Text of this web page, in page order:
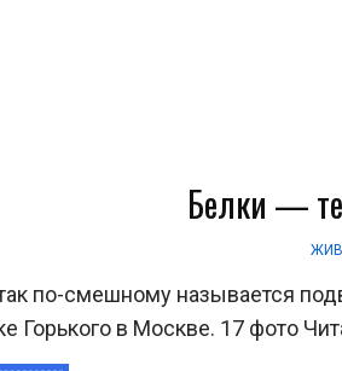
Белки —
по-смешному называется
Горького в Москве. 17 фото